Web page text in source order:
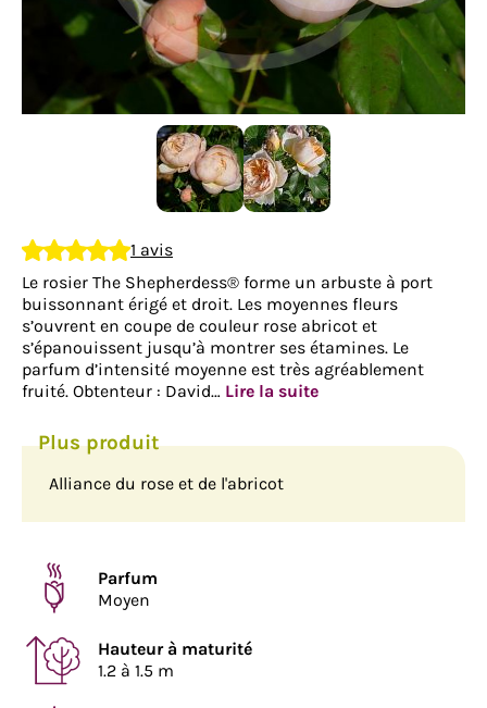
1 avis
Le rosier The Shepherdess® forme un arbuste à port
buissonnant érigé et droit. Les moyennes fleurs
s’ouvrent en coupe de couleur rose abricot et
s’épanouissent jusqu’à montrer ses étamines. Le
parfum d’intensité moyenne est très agréablement
fruité. Obtenteur : David… Lire la suite
Alliance du rose et de l'abricot
Parfum
Moyen
Hauteur à maturité
1.2 à 1.5 m